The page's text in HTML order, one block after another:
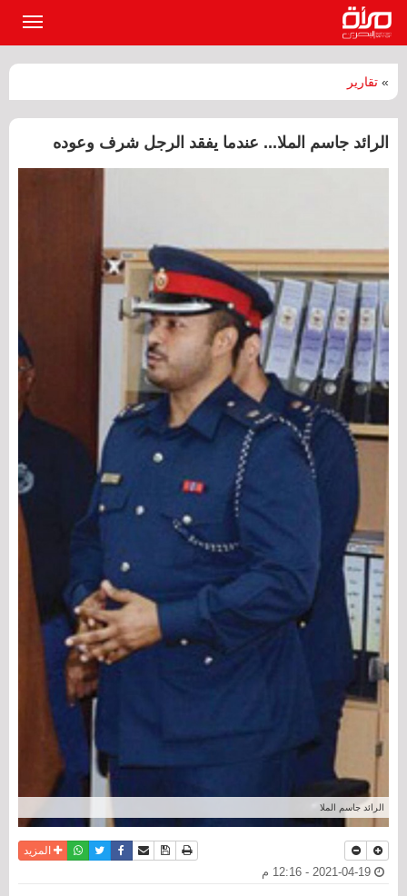
» تقارير
الرائد جاسم الملا... عندما يفقد الرجل شرف وعوده
الرائد جاسم الملا
نسخة للطباعة
حفظ الموضوع
أرسل الى صديق
فيسبوكتويترواتسابالمزيد